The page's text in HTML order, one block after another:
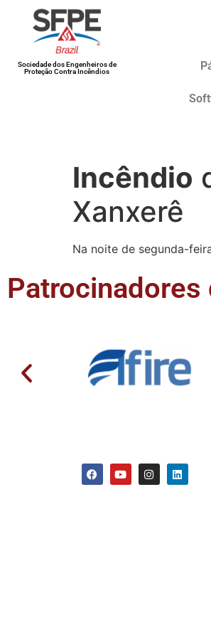
Sociedade dos Engenheiros de
Proteção Contra Incêndios
Incêndio
Xanxerê
Na noite de segunda-
Patrocinadores